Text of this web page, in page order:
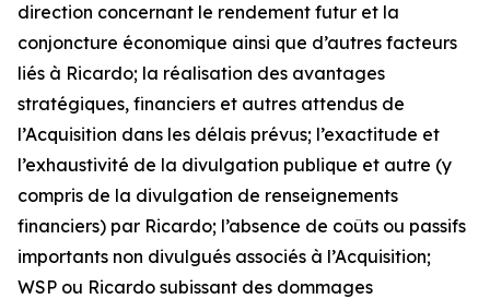
direction concernant le rendement futur et la
conjoncture économique ainsi que d’autres facteurs
liés à Ricardo; la réalisation des avantages
stratégiques, financiers et autres attendus de
l’Acquisition dans les délais prévus; l’exactitude et
l’exhaustivité de la divulgation publique et autre (y
compris de la divulgation de renseignements
financiers) par Ricardo; l’absence de coûts ou passifs
importants non divulgués associés à l’Acquisition;
WSP ou Ricardo subissant des dommages